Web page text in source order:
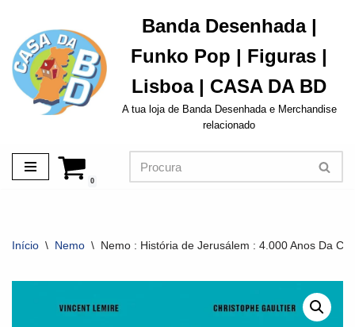
Avançar
para
o
conteúdo
Banda Desenhada |
Funko Pop | Figuras |
Lisboa | CASA DA BD
A tua loja de Banda Desenhada e Merchandise
relacionado
0
Início \ Nemo \ Nemo : História de Jerusálem : 4.000 Anos Da